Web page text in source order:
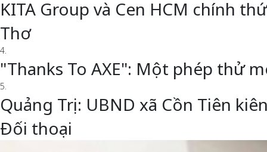
KITA Group và Cen HCM chính
Thơ
4.
"Thanks To AXE": Một phép thử
5.
Quảng Trị: UBND xã Cồn Tiên
Đối thoại